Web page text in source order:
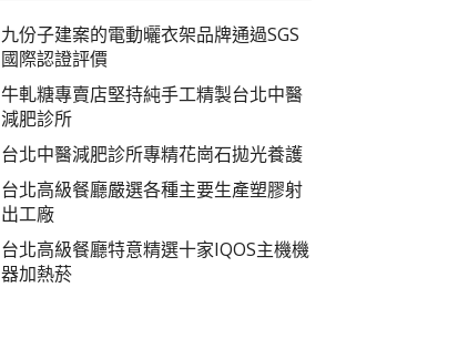
九份子建案的電動曬衣架品牌通過SGS
國際認證評價
牛軋糖專賣店堅持純手工精製台北中醫
減肥診所
台北中醫減肥診所專精花崗石拋光養護
台北高級餐廳嚴選各種主要生產塑膠射
出工廠
台北高級餐廳特意精選十家IQOS主機機
器加熱菸